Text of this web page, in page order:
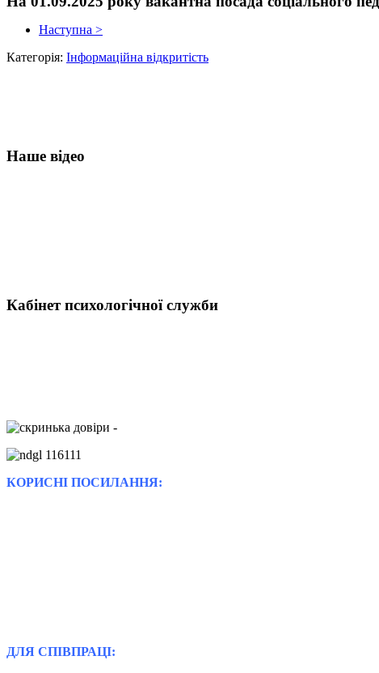
Наступна >
Категорія: Інформаційна відкритість
Наше відео
Кабінет психологічної служби
КОРИСНІ ПОСИЛАННЯ:
ДЛЯ СПІВПРАЦІ: